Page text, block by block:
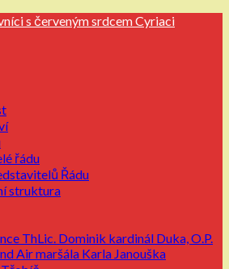
s červeným srdcem Cyriaci
řádu
Řádu
struktura
ThLic. Dominik kardinál Duka, O.P.
Air maršála Karla Janouška